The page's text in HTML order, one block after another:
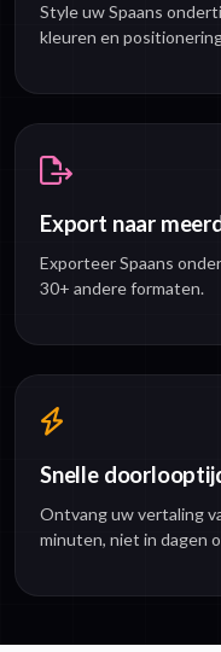
Style uw Spaans
kleuren en
Export naar
Exporteer Spaans
30+ andere formaten.
Snelle
Ontvang uw vertaling
minuten, niet in dagen